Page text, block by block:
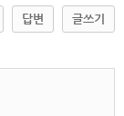
답변 글쓰기